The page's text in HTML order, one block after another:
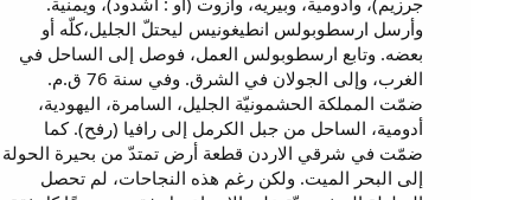
وأرسل ارسطوبولس انطيغونيس ليحتلّ الجليل،كلّه أو
بعضه. وتابع ارسطوبولس العمل، فوصل إلى الساحل في
الغرب، وإلى الجولان في الشرق. وفي سنة 76 ق.م.
ضمّت المملكة الحشمونيّة الجليل، السامرة، اليهودية،
أدومية، الساحل من جبل الكرمل إلى رافيا (رفح). كما
ضمّت في شرقي الاردن قطعة أرض تمتدّ من بحيرة الحولة
إلى البحر الميت. ولكن رغم هذه النجاحات، لم تحصل